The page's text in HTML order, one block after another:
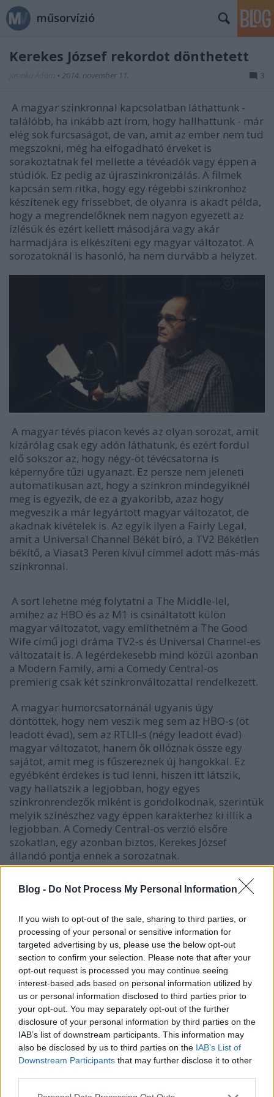
Blog - Do Not Process My Personal Information
If you wish to opt-out of the sale, sharing to third parties, or
processing of your personal or sensitive information for
targeted advertising by us, please use the below opt-out
section to confirm your selection. Please note that after your
opt-out request is processed you may continue seeing
interest-based ads based on personal information utilized by
us or personal information disclosed to third parties prior to
your opt-out. You may separately opt-out of the further
disclosure of your personal information by third parties on the
IAB’s list of downstream participants. This information may
also be disclosed by us to third parties on the IAB’s List of
Downstream Participants that may further disclose it to other
Please note that this website/app uses one or more Google
műsorvízió
Kerekes József rekordot dönthetett
• 2014. november 11. 3
A magyar szinkronnal kapcsolatban láthattunk -
találóbb, ha inkább azt írom, hogy hallhattunk - már
elég sok furcsaságot, de van, amit az ember nem tud
megszokni, még ha elfogadható érveket is
sorakoztatnak fel mellette a tévéadók vagy éppen a
stúdiók. Ez pedig az újraszinkronizálás. A filmek
kapcsán sem ritka, hogy egy régebbi szinkronhoz
készítenek egy frissebbet, de olyanra is akadt példa,
hogy a megrendelőknek nem nagyon egyezett az
ízlésük és ezért kellett másodjára vagy akár
harmadjára is elkészíteni egy magyar változatot. A
sorozatoknál is hasonló, ha nem durvább a helyzet.
A magyar tévés piacon kevés az olyan sorozat, amit
kizárólag csak egy adón láthatunk, és ezért fordul
elő sokszor az, hogy négy-öt tévécsatorna is
képernyőre tűzi ugyanazt. Ez persze nem jeleneti
automatikusan azt, hogy a szinkron mindegyiknél
meg is egyezik, de ez a gyakoribb, azaz hogy
megveszik a már legyártott magyar változatot, de
akadnak kivételek is. Az egyik ilyen a Fairly Legal,
amit a Universal Channel Békét bíró, a TV2 Békétlen
békítő, a Viasat3 Peren kívül címmel adott más-más
szinkronnal.
A sort lehetne még folytatni a The Middle-lel,
amihez az HBO és az M1 is csináltatott külön
magyar változatot, vagy említhetném a The Good
Wife című jogi dráma TV2-s és Universal Channel-es
változatait is. A legérdekesebb mind közül azonban
a Modern Family, ami a Comedy Central-os
premierig csak két szinkronváltozattal rendelkezett.
A magyar humorcsatornánál ugyanis úgy
döntöttek, hogy nem veszik meg sem az HBO-s (öt
leadott évad), sem az RTLII-s (négy leadott évad)
magyar változatot, hanem ők ollóznak össze egy
sajátot, amit meg is fűszereznek új hangokkal. Ez
egyébként érdekes is tud lenni, hiszen itt látszik,
vagy hallatszik a legjobban, hogy egyes
szinkronrendezők miként is gondolkodnak, szerintük
melyik színészhez vagy éppen karakterhez ki illik a
legjobban. A Comedy Central-os verzió elsőre
szokatlan, egy azonban biztos, Kerekes József
állandó pontja ennek a sorozatnak.
három változatban szinkronizál valakit, hanem mind
kölcsönzi a hangját, tegyük hozzá fantasztikusan,
meg is értem, miért ragaszkodnak hozzá ennyire. A
többiekkel szemben ez viszont nem épp a legjobb
lépés, hiszen üzenhetik azt egy-egy újabb
változatnál, hogy szerintünk te nem igazán passzolsz
ehhez a karakterhez, ezért cserélünk le. A másik
dolog és talán a leginkább ellenérzést keltő az a
nézők ilyen szintű megzavarása, összekavarása,
főleg ha mind a három tévéadó adja ezt a sorozatot.
Az újraszinkronizálást nem kedvelem, főleg akkor,
ha van egy olyan változat, ami tényleg jól sikerült, és
lehet, hogy elfogult vagyok, de szerintem az HBO-s